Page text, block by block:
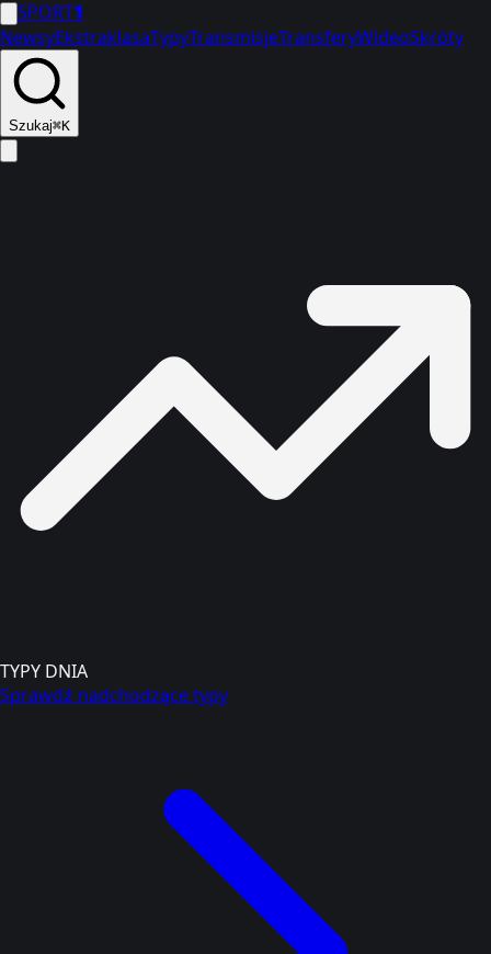
SPORT1
NewsyEkstraklasaTypyTransmisjeTransferyWideoSkróty
Szukaj⌘K
TYPY DNIA
Sprawdź nadchodzące typy